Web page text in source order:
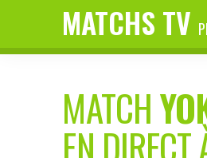
MATCHS TV
MATCH
EN DIRECT